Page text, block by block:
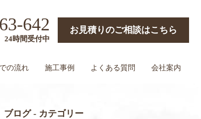
の流れ 施工事例 よくある質問 会社案内
24時間受付中
642 お見積りのご相談はこちら
ブログ - カテゴリー